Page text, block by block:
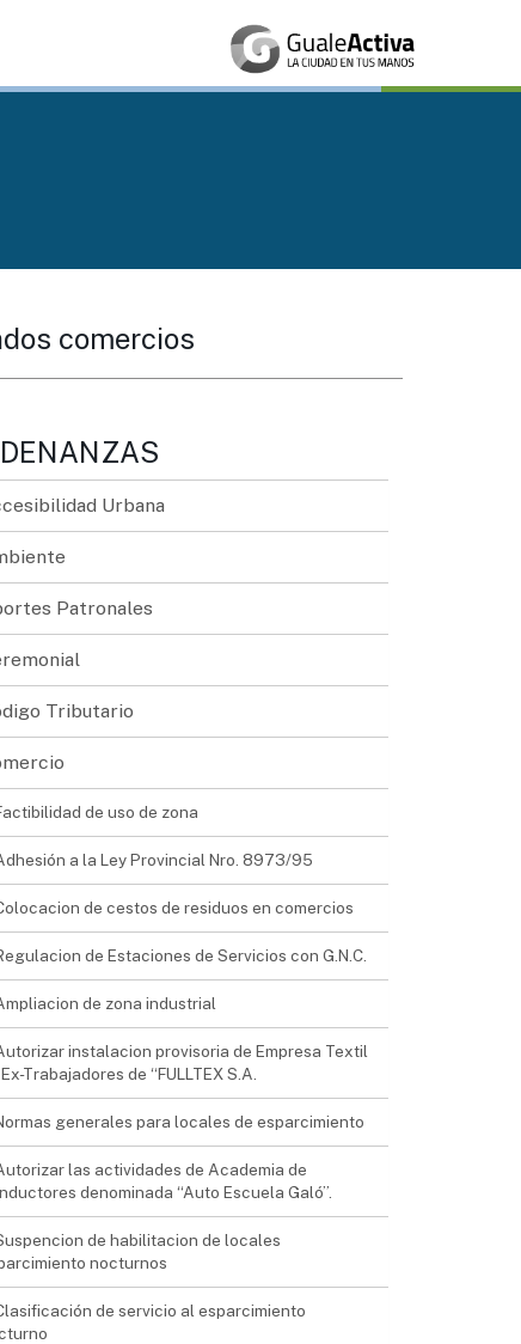
comercios
Urbana
Patronales
Tributario
de uso de zona
a la Ley Provincial Nro. 8973/95
de cestos de residuos en comercios
de Estaciones de Servicios con G.N.C.
de zona industrial
instalacion provisoria de Empresa Textil
Trabajadores de “FULLTEX S.A.
generales para locales de esparcimiento
las actividades de Academia de
denominada “Auto Escuela Galó”.
de habilitacion de locales
nocturnos
de servicio al esparcimiento